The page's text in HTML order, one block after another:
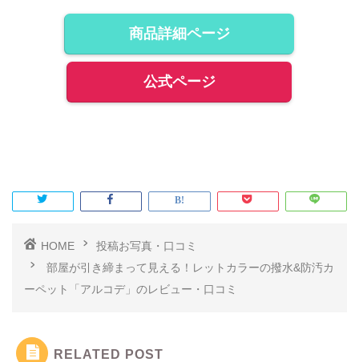
商品詳細ページ
公式ページ
HOME
投稿お写真・口コミ
部屋が引き締まって見える！レットカラーの撥水&防汚カ
ーペット「アルコデ」のレビュー・口コミ
RELATED POST